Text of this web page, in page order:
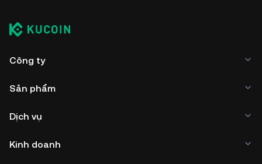
Công ty
Sản phẩm
Dịch vụ
Kinh doanh